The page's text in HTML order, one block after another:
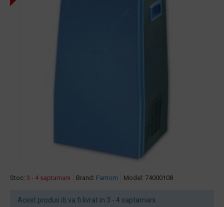
Stoc: 3 - 4 saptamani Brand: Fantom Model: 74000108
Acest produs iti va fi livrat in 3 - 4 saptamani.